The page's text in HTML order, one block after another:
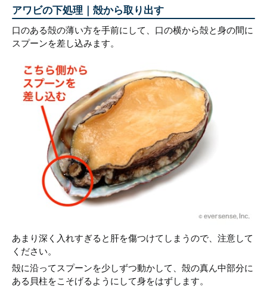
アワビの下処理｜殻から取り出す
口のある殻の薄い方を手前にして、口の横から殻と身の間に
スプーンを差し込みます。
あまり深く入れすぎると肝を傷つけてしまうので、注意して
ください。
殻に沿ってスプーンを少しずつ動かして、殻の真ん中部分に
ある貝柱をこそげるようにして身をはずします。